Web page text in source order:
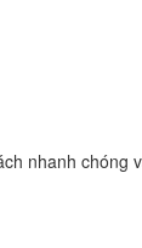
nhanh chóng